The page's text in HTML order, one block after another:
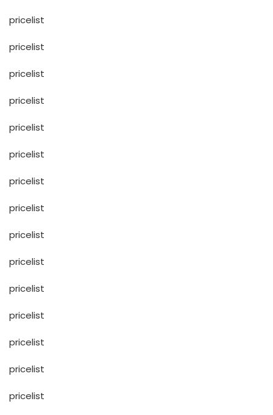
pricelist
pricelist
pricelist
pricelist
pricelist
pricelist
pricelist
pricelist
pricelist
pricelist
pricelist
pricelist
pricelist
pricelist
pricelist